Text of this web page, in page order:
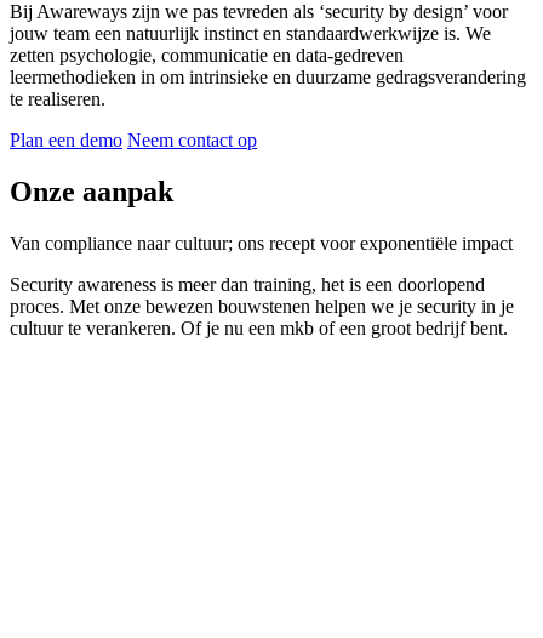
Bij Awareways zijn we pas tevreden als ‘security by design’ voor
jouw team een natuurlijk instinct en standaardwerkwijze is. We
zetten psychologie, communicatie en data-gedreven
leermethodieken in om intrinsieke en duurzame gedragsverandering
te realiseren.
Plan een demo Neem contact op
Onze aanpak
Van compliance naar cultuur; ons recept voor exponentiële impact
Security awareness is meer dan training, het is een doorlopend
proces. Met onze bewezen bouwstenen helpen we je security in je
cultuur te verankeren. Of je nu een mkb of een groot bedrijf bent.